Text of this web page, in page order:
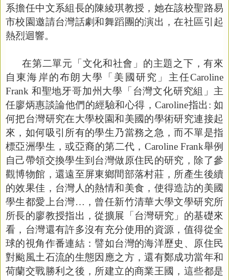
系擔任中文系組長的陳綾琪教授，她在該校聖路易
市校園邀請台灣話劇和舞蹈團的演出，在社區引起
熱烈迴響。
在第二單元「文化和社會」的主題之下，有來
自東海岸的布朗大學「美國研究」主任Caroline
Frank 和聖地牙哥加州大學「台灣文化研究組」主
任廖炳惠談論他們的經驗和心得，Caroline指出 :如
何把台灣研究在大學校園和美國的學術研究連接起
來，如何吸引所有的學生乃當務之急，而不單是指
標亞洲學生，或亞裔的第二代， Caroline Frank舉例
自己帶領交換學生到台灣做原住民的研究，除了參
觀博物館，還遠至屏東鄉間部落村莊，所產生後續
的效果佳，台灣人的熱情和美食，使得造訪的美國
學生都愛上台灣…，曾任新竹清華大學文學研究所
所長的廖教授指出，從擴展「台灣研究」的基礎來
看，台灣還有許多沒有充分使用的資源，值得從全
球的視角作番連結：譬如台灣的海洋歷史、原住民
對颱風土石流的生態因應之方，還有鄭成功當年和
荷蘭交戰勝利之後，所建立的商業王國，這些都是